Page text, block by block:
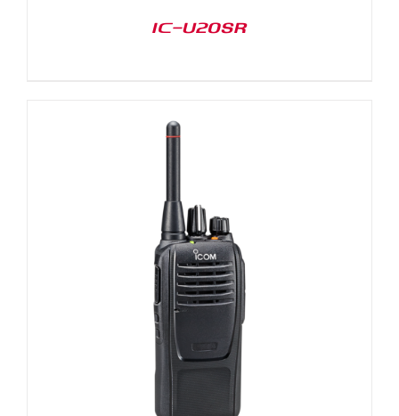
IC-U20SR